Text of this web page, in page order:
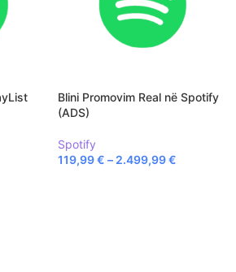
Blini Promovim Real në Spotify
(ADS)
Spotify
119,99€ – 2.499,99€